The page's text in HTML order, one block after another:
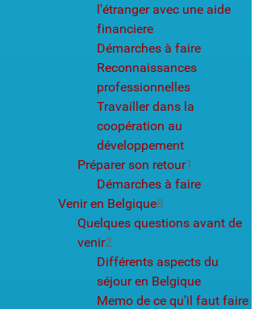
l'étranger avec une aide
financiere
Démarches à faire
Reconnaissances
professionnelles
Travailler dans la
coopération au
développement
Préparer son retour1
Démarches à faire
Venir en Belgique8
Quelques questions avant de
venir2
Différents aspects du
séjour en Belgique
Memo de ce qu’il faut faire